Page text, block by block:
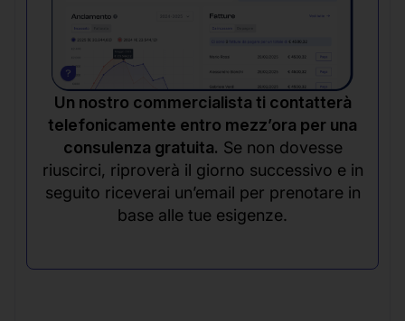
Un nostro commercialista ti contatterà
telefonicamente entro mezz’ora per una
consulenza gratuita. Se non dovesse
riuscirci, riproverà il giorno successivo e in
seguito riceverai un’email per prenotare in
base alle tue esigenze.